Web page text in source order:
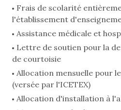
Frais de scolarité
l'établissement
Assistance médicale et
Lettre de soutien pour la
de courtoisie
Allocation mensuelle pour
(versée par l'ICETEX)
Allocation d'installation à